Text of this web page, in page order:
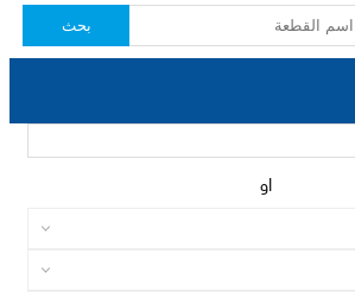
بحث
او